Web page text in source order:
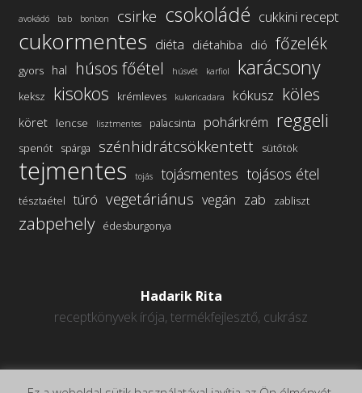
avokádó bab bonbon csirke csokoládé cukkini recept
cukormentes diéta diétahiba dió főzelék
gyors hal húsos főétel húsvét karfiol karácsony
keksz kisokos krémleves kukoricadara kókusz köles
köret lencse lisztmentes palacsinta pohárkrém reggeli
spenót spárga szénhidrátcsökkentett sütőtök
tejmentes tojás tojásmentes tojásos étel
tésztaétel túró vegetáriánus vegán zab zabliszt
zabpehely édesburgonya
Hadarik Rita
receptkönyvek írója, termékfejlesztő, cukrász